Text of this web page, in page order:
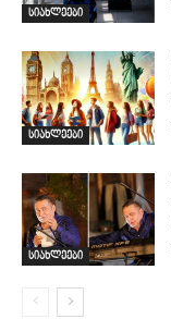
სიახლეები
სიახლეები
სიახლეები